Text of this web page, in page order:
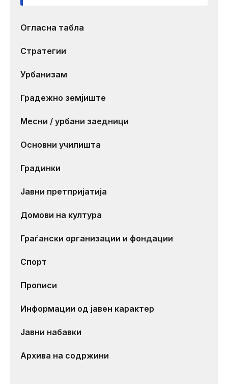
Огласна табла
Стратегии
Урбанизам
Градежно земјиште
Месни / урбани заедници
Основни училишта
Градинки
Јавни претпријатија
Домови на култура
Граѓански организации и фондации
Спорт
Прописи
Информации од јавен карактер
Јавни набавки
Архива на содржини